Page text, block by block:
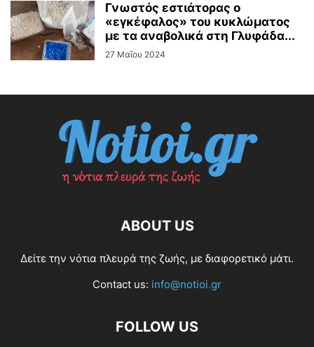
Γνωστός εστιάτορας ο
«εγκέφαλος» του κυκλώματος
με τα αναβολικά στη Γλυφάδα...
27 Μαΐου 2024
ABOUT US
Δείτε την νότια πλευρά της ζωής, με διαφορετικό μάτι.
Contact us: info@notioi.gr
FOLLOW US